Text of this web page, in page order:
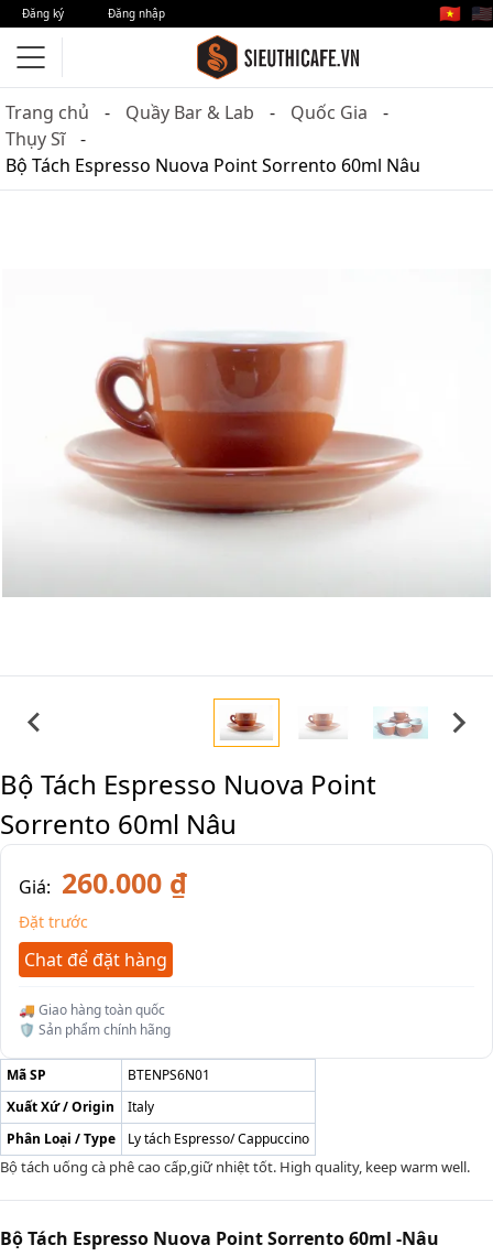
Đăng ký Đăng nhập 🇻🇳 🇺🇸
Trang chủ Quầy Bar & Lab
Quốc Gia
Thụy Sĩ
Bộ Tách Espresso Nuova Point Sorrento 60ml Nâu
Bộ Tách Espresso Nuova Point
Sorrento 60ml Nâu
Giá: 260.000 ₫
Đặt trước
Chat để đặt hàng
🚚 Giao hàng toàn quốc
🛡️ Sản phẩm chính hãng
Mã SP
BTENPS6N01
Xuất Xứ / Origin
Italy
Phân Loại / Type
Ly tách Espresso/ Cappuccino
Bộ tách uống cà phê cao cấp,giữ nhiệt tốt. High quality, keep warm well.
Bộ Tách Espresso Nuova Point Sorrento 60ml -Nâu